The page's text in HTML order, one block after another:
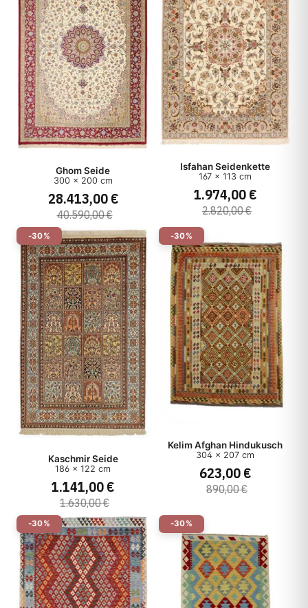
Ghom Seide
300 x 200 cm
28.413,00 €
40.590,00 €
Isfahan Seidenkette
167 x 113 cm
1.974,00 €
2.820,00 €
-30%
Kaschmir Seide
186 x 122 cm
1.141,00 €
1.630,00 €
-30%
Kelim Afghan Hindukusch
304 x 207 cm
623,00 €
890,00 €
-30% -30%